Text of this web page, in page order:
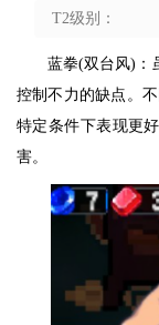
T2级别：
蓝拳(双台风)：
控制不力的缺点。
特定条件下表现更
害。